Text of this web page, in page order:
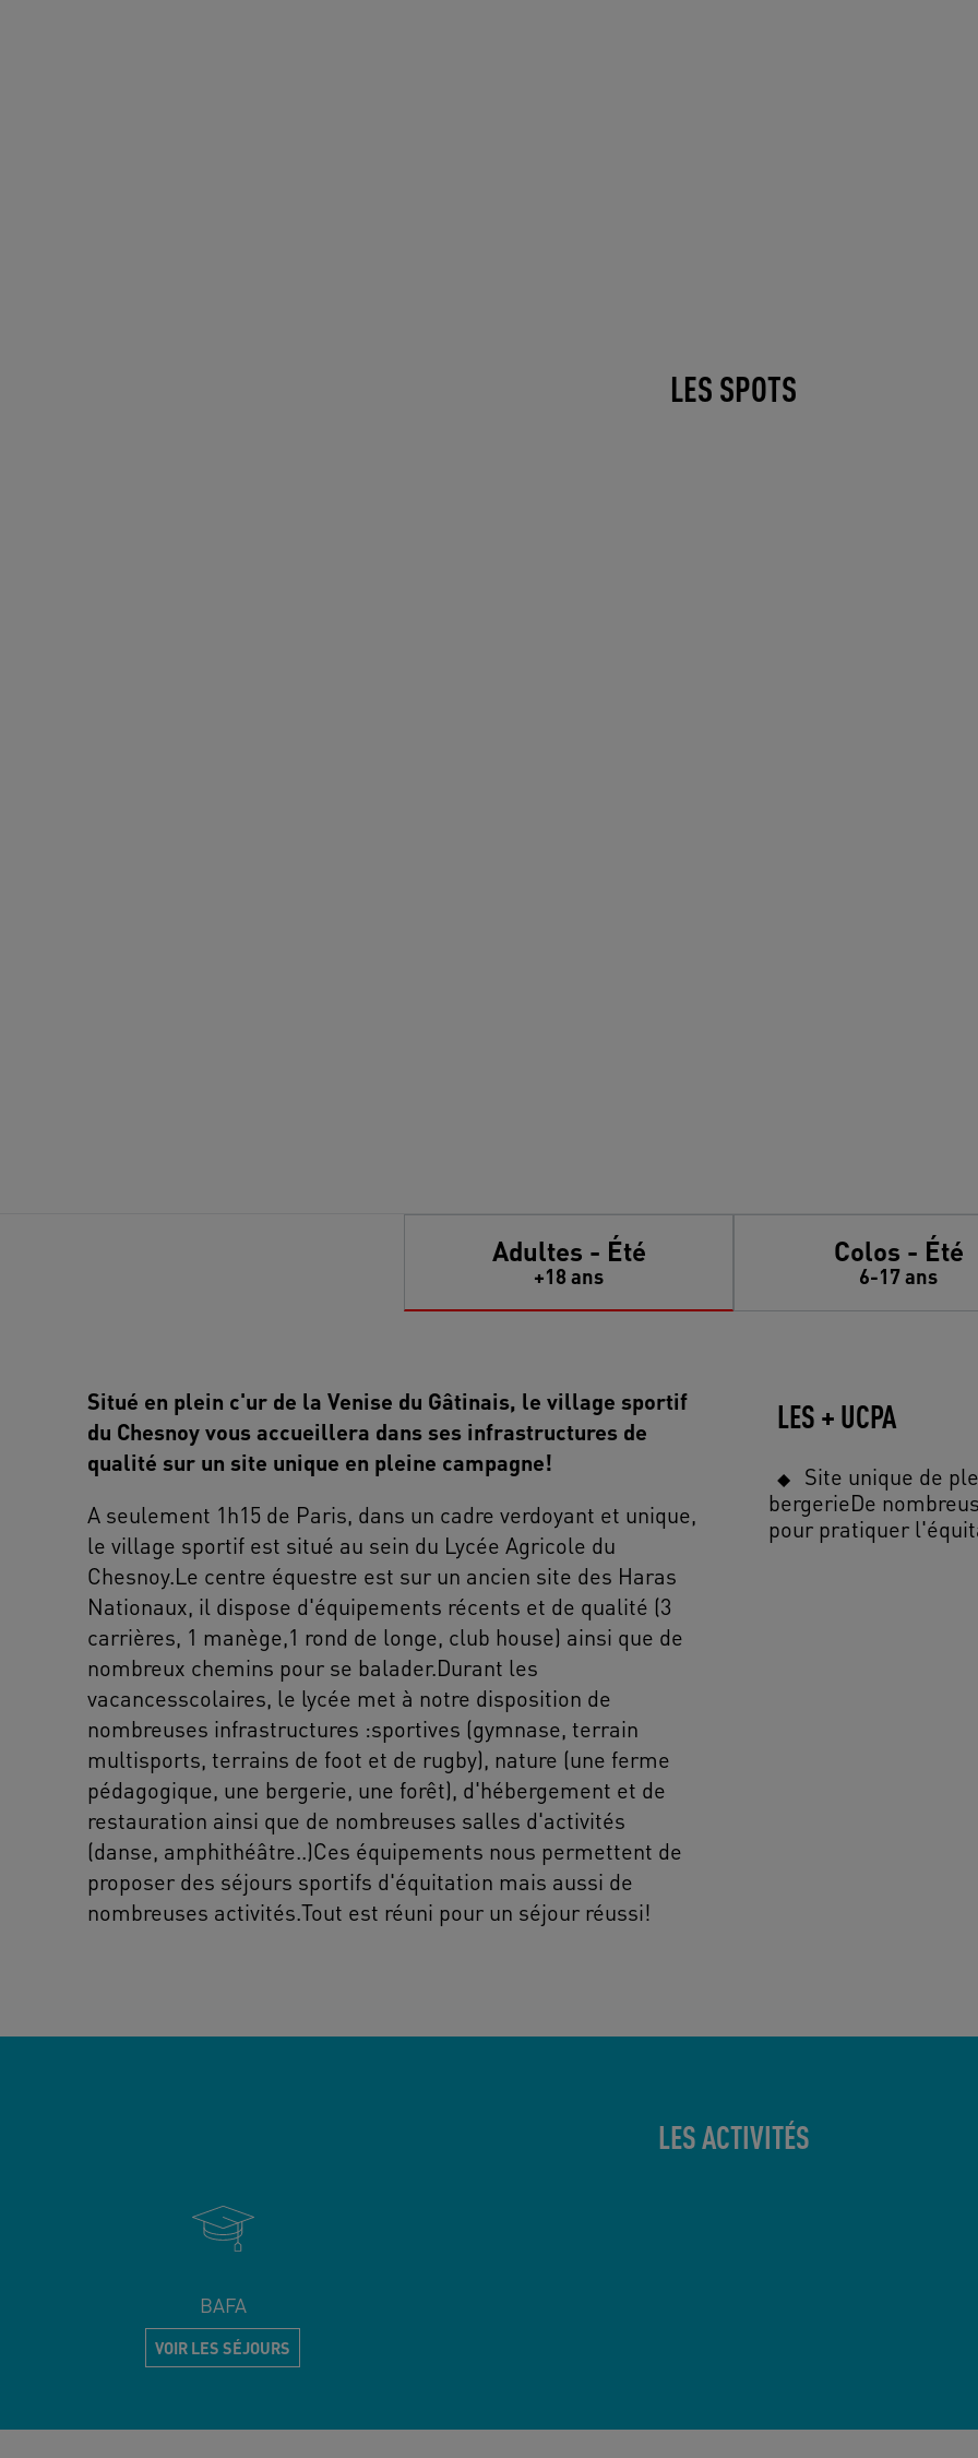
LES SPOTS
Adultes - Été
+18 ans
Colos - Été
6-17 ans
Situé en plein c'ur de la Venise du Gâtinais, le village sportif
du Chesnoy vous accueillera dans ses infrastructures de
qualité sur un site unique en pleine campagne!
A seulement 1h15 de Paris, dans un cadre verdoyant et unique,
le village sportif est situé au sein du Lycée Agricole du
Chesnoy.Le centre équestre est sur un ancien site des Haras
Nationaux, il dispose d'équipements récents et de qualité (3
carrières, 1 manège,1 rond de longe, club house) ainsi que de
nombreux chemins pour se balader.Durant les
vacancesscolaires, le lycée met à notre disposition de
nombreuses infrastructures :sportives (gymnase, terrain
multisports, terrains de foot et de rugby), nature (une ferme
pédagogique, une bergerie, une forêt), d'hébergement et de
restauration ainsi que de nombreuses salles d'activités
(danse, amphithéâtre..)Ces équipements nous permettent de
proposer des séjours sportifs d'équitation mais aussi de
nombreuses activités.Tout est réuni pour un séjour réussi!
LES + UCPA
Site unique de
bergerieDe
pour pratiquer
LES ACTIVITÉS
BAFA
VOIR LES SÉJOURS